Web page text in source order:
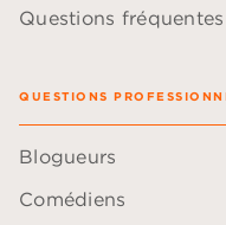
Questions fréquentes
QUESTIONS
Blogueurs
Comédiens